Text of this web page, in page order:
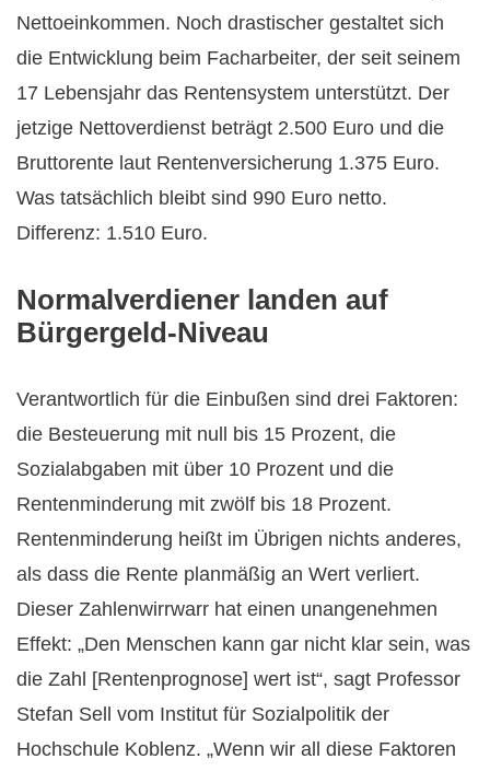
Nettoeinkommen. Noch drastischer gestaltet sich
die Entwicklung beim Facharbeiter, der seit seinem
17 Lebensjahr das Rentensystem unterstützt. Der
jetzige Nettoverdienst beträgt 2.500 Euro und die
Bruttorente laut Rentenversicherung 1.375 Euro.
Was tatsächlich bleibt sind 990 Euro netto.
Differenz: 1.510 Euro.
Normalverdiener landen auf
Bürgergeld-Niveau
Verantwortlich für die Einbußen sind drei Faktoren:
die Besteuerung mit null bis 15 Prozent, die
Sozialabgaben mit über 10 Prozent und die
Rentenminderung mit zwölf bis 18 Prozent.
Rentenminderung heißt im Übrigen nichts anderes,
als dass die Rente planmäßig an Wert verliert.
Dieser Zahlenwirrwarr hat einen unangenehmen
Effekt: „Den Menschen kann gar nicht klar sein, was
die Zahl [Rentenprognose] wert ist“, sagt Professor
Stefan Sell vom Institut für Sozialpolitik der
Hochschule Koblenz. „Wenn wir all diese Faktoren